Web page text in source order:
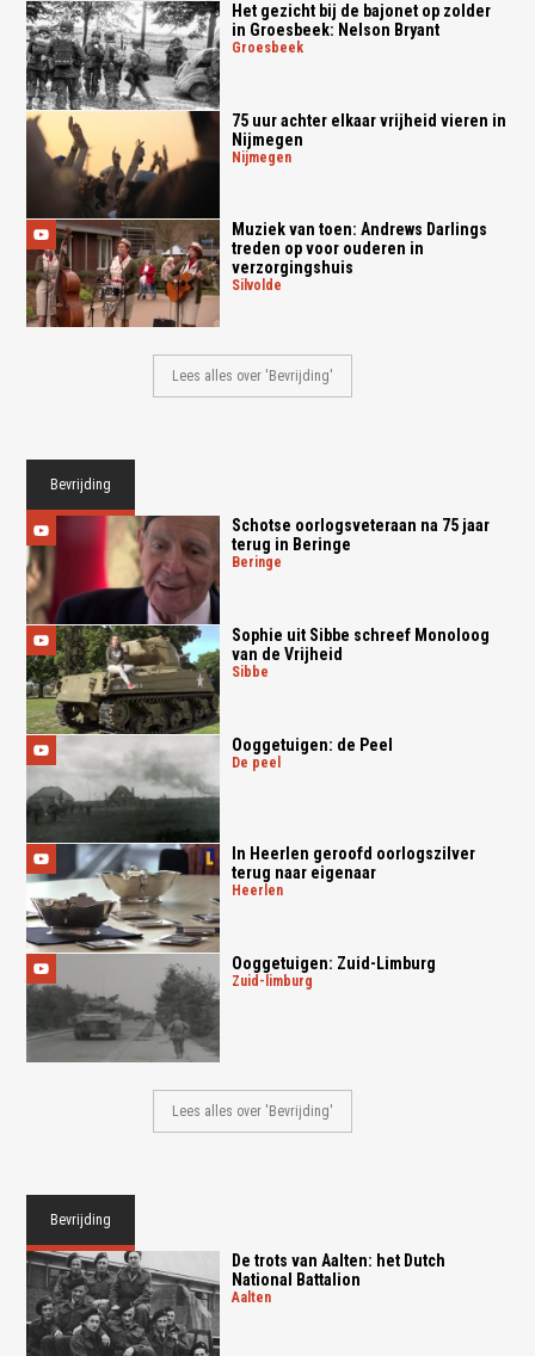
Het gezicht bij de bajonet op zolder
in Groesbeek: Nelson Bryant
groesbeek
75 uur achter elkaar vrijheid vieren in
Nijmegen
nijmegen
Muziek van toen: Andrews Darlings
treden op voor ouderen in
verzorgingshuis
silvolde
Lees alles over 'Bevrijding'
Bevrijding
Schotse oorlogsveteraan na 75 jaar
terug in Beringe
beringe
Sophie uit Sibbe schreef Monoloog
van de Vrijheid
sibbe
Ooggetuigen: de Peel
de peel
In Heerlen geroofd oorlogszilver
terug naar eigenaar
heerlen
Ooggetuigen: Zuid-Limburg
zuid-limburg
Lees alles over 'Bevrijding'
Bevrijding
De trots van Aalten: het Dutch
National Battalion
aalten